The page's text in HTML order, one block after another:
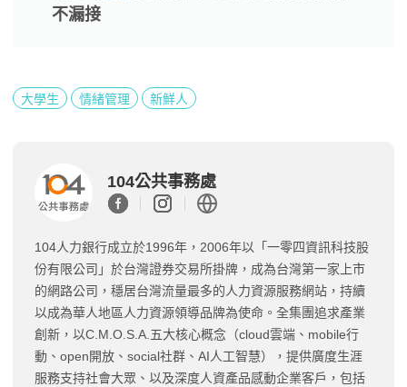
不漏接
大學生 情緒管理 新鮮人
104公共事務處
104人力銀行成立於1996年，2006年以「一零四資訊科技股
份有限公司」於台灣證券交易所掛牌，成為台灣第一家上市
的網路公司，穩居台灣流量最多的人力資源服務網站，持續
以成為華人地區人力資源領導品牌為使命。全集團追求產業
創新，以C.M.O.S.A.五大核心概念（cloud雲端、mobile行
動、open開放、social社群、AI人工智慧），提供廣度生涯
服務支持社會大眾、以及深度人資產品感動企業客戶，包括